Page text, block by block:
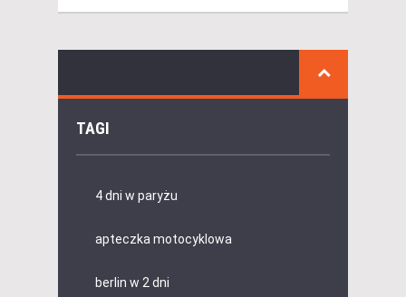
TAGI
4 dni w paryżu
apteczka motocyklowa
berlin w 2 dni